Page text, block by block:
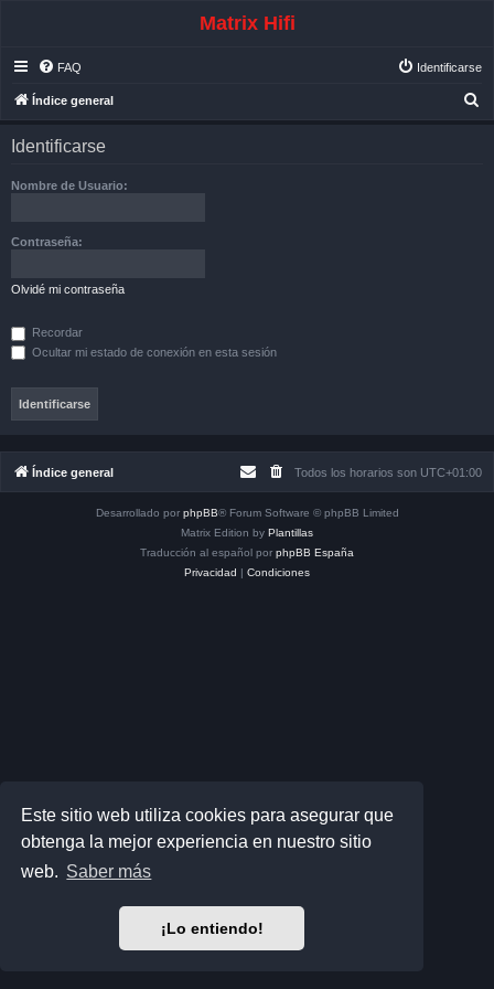
Este sitio web utiliza cookies para asegurar que
obtenga la mejor experiencia en nuestro sitio
web. Saber más
¡Lo entiendo!
Matrix Hifi
FAQ Identificarse
Índice general
Identificarse
Nombre de Usuario:
Contraseña:
Olvidé mi contraseña
Recordar
Ocultar mi estado de conexión en esta sesión
Índice general Todos los horarios son UTC+01:00
Desarrollado por phpBB® Forum Software © phpBB Limited
Matrix Edition by Plantillas
Traducción al español por phpBB España
Privacidad | Condiciones